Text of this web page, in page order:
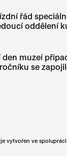
řád
oddělení
muzeí
se
vytvořen ve